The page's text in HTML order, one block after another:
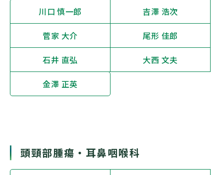
川口 慎一郎 吉澤 浩次
菅家 大介 尾形 佳郎
石井 直弘 大西 文夫
金澤 正英
頭頸部腫瘍・耳鼻咽喉科